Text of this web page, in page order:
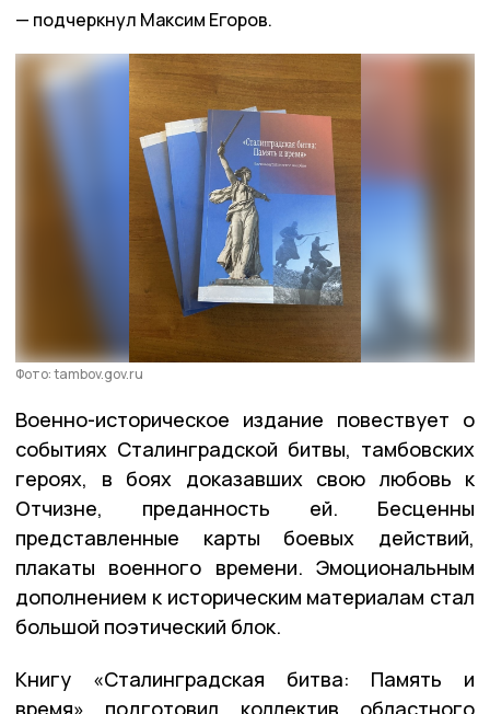
подчеркнул Максим Егоров.
Фото: tambov.gov.ru
Военно-историческое издание повествует о
событиях Сталинградской битвы, тамбовских
героях, в боях доказавших свою любовь к
Отчизне, преданность ей. Бесценны
представленные карты боевых действий,
плакаты военного времени. Эмоциональным
дополнением к историческим материалам стал
большой поэтический блок.
Книгу «Сталинградская битва: Память и